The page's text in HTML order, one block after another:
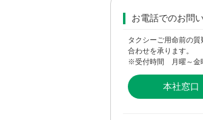
お電話でのお問
タクシーご用命前の
合わせを承ります。
※受付時間 月曜～金
本社窓口